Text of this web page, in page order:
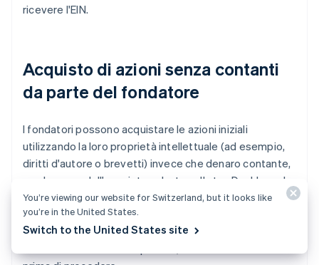
ricevere l'EIN.
Acquisto di azioni senza contanti
da parte del fondatore
I fondatori possono acquistare le azioni iniziali
utilizzando la loro proprietà intellettuale (ad esempio,
diritti d'autore o brevetti) invece che denaro contante,
con la prova dell'acquisto salvata nella tua Dashboard
Atlas. Per poter utilizzare questa funzione, il valore
della tua proprietà intellettuale deve essere pari o
inferiore a 100 USD; se possiedi una proprietà
You’re viewing our website for Switzerland, but it looks like
you’re in the United States.
Switch to the United States site